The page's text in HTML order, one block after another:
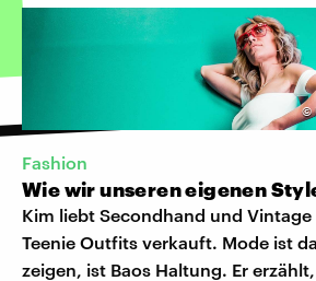
©
Fashion
Wie wir unseren eigenen
Kim liebt Secondhand und
Teenie Outfits verkauft. Mode ist
zeigen, ist Baos Haltung. Er